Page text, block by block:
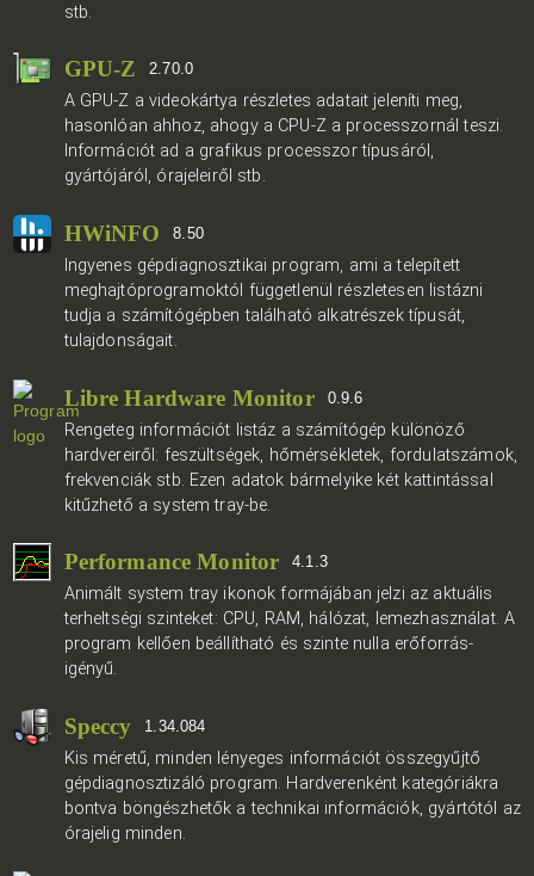
stb.
GPU-Z 2.70.0
A GPU-Z a videokártya részletes adatait jeleníti meg,
hasonlóan ahhoz, ahogy a CPU-Z a processzornál teszi.
Információt ad a grafikus processzor típusáról,
gyártójáról, órajeleiről stb.
HWiNFO 8.50
Ingyenes gépdiagnosztikai program, ami a telepített
meghajtóprogramoktól függetlenül részletesen listázni
tudja a számítógépben található alkatrészek típusát,
tulajdonságait.
Libre Hardware Monitor 0.9.6
Rengeteg információt listáz a számítógép különöző
hardvereiről: feszültségek, hőmérsékletek, fordulatszámok,
frekvenciák stb. Ezen adatok bármelyike két kattintással
kitűzhető a system tray-be.
Performance Monitor 4.1.3
Animált system tray ikonok formájában jelzi az aktuális
terheltségi szinteket: CPU, RAM, hálózat, lemezhasználat. A
program kellően beállítható és szinte nulla erőforrás-
igényű.
Speccy 1.34.084
Kis méretű, minden lényeges információt összegyűjtő
gépdiagnosztizáló program. Hardverenként kategóriákra
bontva böngészhetők a technikai információk, gyártótól az
órajelig minden.